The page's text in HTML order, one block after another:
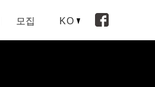
모집 KO